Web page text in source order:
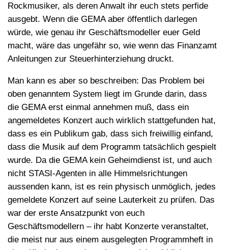
Rockmusiker, als deren Anwalt ihr euch stets perfide
ausgebt. Wenn die GEMA aber öffentlich darlegen
würde, wie genau ihr Geschäftsmodeller euer Geld
macht, wäre das ungefähr so, wie wenn das Finanzamt
Anleitungen zur Steuerhinterziehung druckt.
Man kann es aber so beschreiben: Das Problem bei
oben genanntem System liegt im Grunde darin, dass
die GEMA erst einmal annehmen muß, dass ein
angemeldetes Konzert auch wirklich stattgefunden hat,
dass es ein Publikum gab, dass sich freiwillig einfand,
dass die Musik auf dem Programm tatsächlich gespielt
wurde. Da die GEMA kein Geheimdienst ist, und auch
nicht STASI-Agenten in alle Himmelsrichtungen
aussenden kann, ist es rein physisch unmöglich, jedes
gemeldete Konzert auf seine Lauterkeit zu prüfen. Das
war der erste Ansatzpunkt von euch
Geschäftsmodellern – ihr habt Konzerte veranstaltet,
die meist nur aus einem ausgelegten Programmheft in